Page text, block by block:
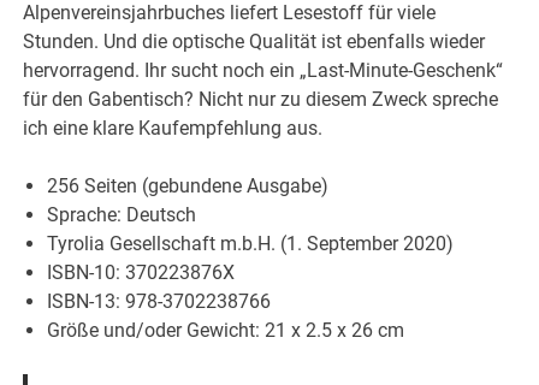
Alpenvereinsjahrbuches liefert Lesestoff für viele
Stunden. Und die optische Qualität ist ebenfalls wieder
hervorragend. Ihr sucht noch ein „Last-Minute-Geschenk“
für den Gabentisch? Nicht nur zu diesem Zweck spreche
ich eine klare Kaufempfehlung aus.
256 Seiten (gebundene Ausgabe)
Sprache: Deutsch
Tyrolia Gesellschaft m.b.H. (1. September 2020)
ISBN-10: 370223876X
ISBN-13: 978-3702238766
Größe und/oder Gewicht: 21 x 2.5 x 26 cm